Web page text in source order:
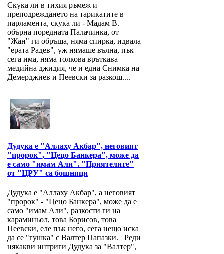
Скука ли в тихия ръмеж и
преподреждането на тарикатите в
парламента, скука ли - Мадам В.
обърна поредната Палачинка, от
"Жан" ги обръща, няма спирка, идвала
"ерата Радев", уж нямаше вълна, пък
сега има, няма толкова връткава
медийна джидия, че и една Снимка на
Демерджиев и Пеевски за разкош....
Дудука е "Аллаху Акбар", неговият
"пророк", "Цецо Банкера", може да
е само "имам Али". "Приятелите"
от "ЦРУ" са бошняци
Дудука е "Аллаху Акбар", а неговият
"пророк" - "Цецо Банкера", може да е
само "имам Али", разкости ги на
караминьол, това Борисов, това
Пеевски, еле пък него, сега нещо иска
да се "гушка" с Валтер Папазки. Реди
някакви интриги Дудука за "Валтер",